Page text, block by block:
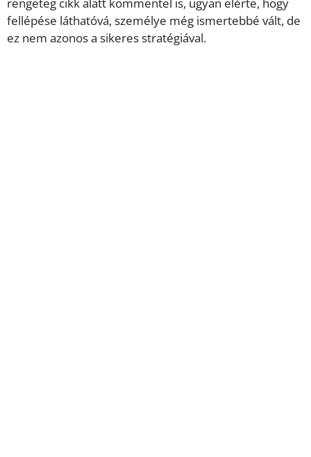
fellépése láthatóvá, személye még ismertebbé vált, de
ez nem azonos a sikeres stratégiával.